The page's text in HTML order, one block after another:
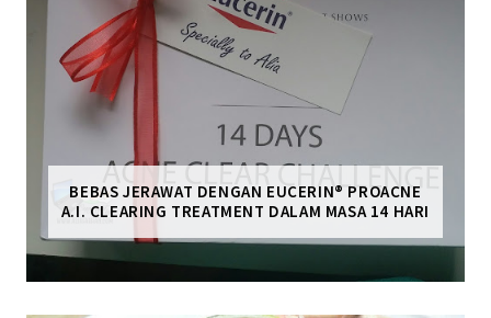
BEBAS JERAWAT DENGAN EUCERIN® PROACNE
A.I. CLEARING TREATMENT DALAM MASA 14 HARI